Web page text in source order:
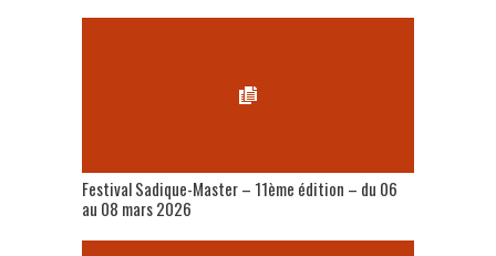
Festival Sadique-Master – 11ème édition – du 06
au 08 mars 2026